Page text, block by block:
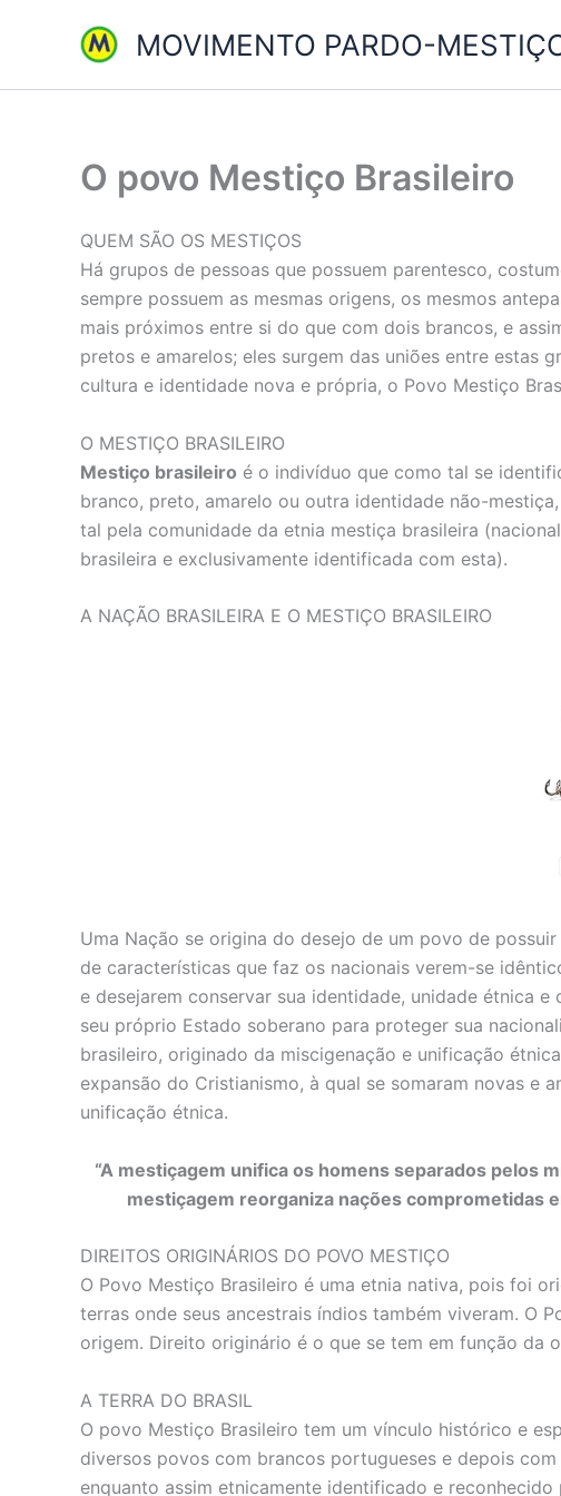
MOVIMENTO PARDO-
O povo Mestiço Brasileiro
QUEM SÃO OS MESTIÇOS
Há grupos de pessoas que possuem parentesco,
sempre possuem as mesmas origens, os mesmos
mais próximos entre si do que com dois brancos, e
pretos e amarelos; eles surgem das uniões entre estas
cultura e identidade nova e própria, o Povo Mestiço
O MESTIÇO BRASILEIRO
Mestiço brasileiro é o indivíduo que como tal se
branco, preto, amarelo ou outra identidade não-
tal pela comunidade da etnia mestiça brasileira
brasileira e exclusivamente identificada com esta).
A NAÇÃO BRASILEIRA E O MESTIÇO BRASILEIRO
Uma Nação se origina do desejo de um povo de
de características que faz os nacionais verem-se
e desejarem conservar sua identidade, unidade étnica
seu próprio Estado soberano para proteger sua
brasileiro, originado da miscigenação e unificação
expansão do Cristianismo, à qual se somaram novas e
unificação étnica.
“A mestiçagem unifica os homens separados pelos
mestiçagem reorganiza nações comprometidas
DIREITOS ORIGINÁRIOS DO POVO MESTIÇO
O Povo Mestiço Brasileiro é uma etnia nativa, pois foi
terras onde seus ancestrais índios também viveram. O
origem. Direito originário é o que se tem em função da
A TERRA DO BRASIL
O povo Mestiço Brasileiro tem um vínculo histórico e
diversos povos com brancos portugueses e depois
enquanto assim etnicamente identificado e